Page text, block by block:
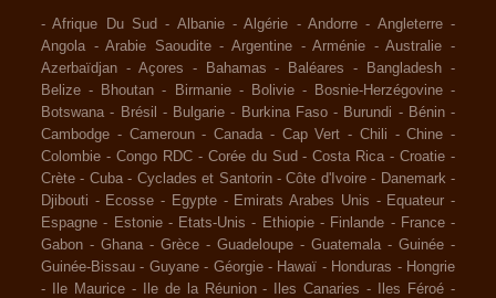
-Afrique Du Sud - Albanie -Algérie -Andorre - Angleterre -
Angola -Arabie Saoudite -Argentine -Arménie -Australie -
Azerbaïdjan - Açores - Bahamas - Baléares - Bangladesh -
Belize - Bhoutan - Birmanie - Bolivie - Bosnie-Herzégovine -
Botswana - Brésil - Bulgarie - Burkina Faso - Burundi - Bénin -
Cambodge - Cameroun - Canada - Cap Vert - Chili -Chine -
Colombie - Congo RDC - Corée du Sud -Costa Rica -Croatie -
Crète - Cuba - Cyclades et Santorin -Côte d'Ivoire - Danemark -
Djibouti - Ecosse - Egypte - Emirats Arabes Unis - Equateur -
Espagne - Estonie - Etats-Unis - Ethiopie - Finlande - France -
Gabon - Ghana - Grèce - Guadeloupe - Guatemala - Guinée -
Guinée-Bissau - Guyane - Géorgie - Hawaï - Honduras - Hongrie
-
Ile Maurice - Ile de la Réunion - Iles Canaries - Iles Féroé -